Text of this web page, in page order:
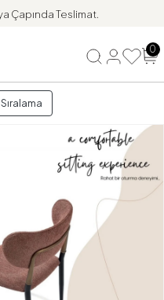
Çapında Teslimat.
0
Sıralama